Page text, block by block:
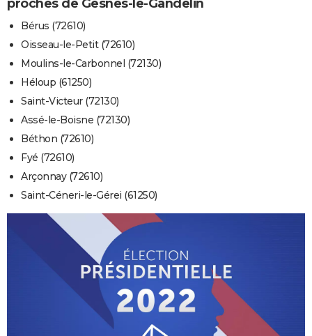
proches de Gesnes-le-Gandelin
Bérus (72610)
Oisseau-le-Petit (72610)
Moulins-le-Carbonnel (72130)
Héloup (61250)
Saint-Victeur (72130)
Assé-le-Boisne (72130)
Béthon (72610)
Fyé (72610)
Arçonnay (72610)
Saint-Céneri-le-Gérei (61250)